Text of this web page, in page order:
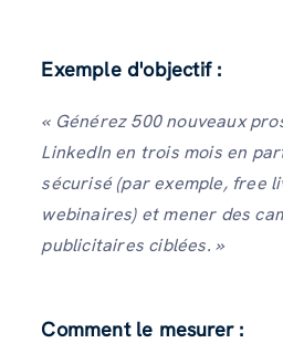
Exemple d'objectif :
« Générez 500 nouveaux
LinkedIn en trois mois en
sécurisé (par exemple, free
webinaires) et mener des
publicitaires ciblées. »
Comment le mesurer :